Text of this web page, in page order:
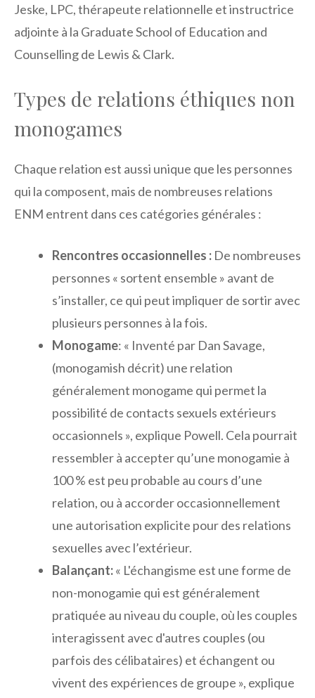
Jeske, LPC, thérapeute relationnelle et instructrice
adjointe à la Graduate School of Education and
Counselling de Lewis & Clark.
Types de relations éthiques non
monogames
Chaque relation est aussi unique que les personnes
qui la composent, mais de nombreuses relations
ENM entrent dans ces catégories générales :
Rencontres occasionnelles : De nombreuses
personnes « sortent ensemble » avant de
s’installer, ce qui peut impliquer de sortir avec
plusieurs personnes à la fois.
Monogame: « Inventé par Dan Savage,
(monogamish décrit) une relation
généralement monogame qui permet la
possibilité de contacts sexuels extérieurs
occasionnels », explique Powell. Cela pourrait
ressembler à accepter qu’une monogamie à
100 % est peu probable au cours d’une
relation, ou à accorder occasionnellement
une autorisation explicite pour des relations
sexuelles avec l’extérieur.
Balançant:« L'échangisme est une forme de
non-monogamie qui est généralement
pratiquée au niveau du couple, où les couples
interagissent avec d'autres couples (ou
parfois des célibataires) et échangent ou
vivent des expériences de groupe », explique